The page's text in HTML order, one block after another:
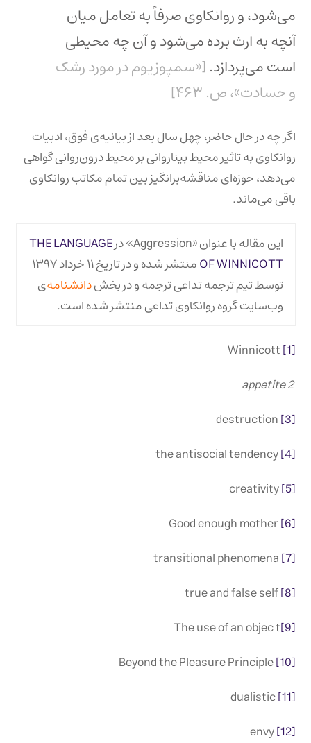
می‌شود، و روانکاوی صرفاً به تعامل میان
آنچه به ارث برده می‌شود و آن چه محیطی
است می‌پردازد.[«سمپوزیوم در مورد رشک
و حسادت»، ص. ۴۶۳]
اگر چه در حال حاضر، چهل سال بعد از بیانیه‌ی فوق، ادبیات
روانکاوی به تاثیر محیط بیناروانی بر محیط درون‌روانی گواهی
می‌دهد، حوزه‌ای مناقشه‌برانگیز بین تمام مکاتب روانکاوی
باقی می‌ماند.
این مقاله با عنوان «Aggression» در
THE LANGUAGE
OF WINNICOTT
منتشر شده و در تاریخ ۱۱ خرداد ۱۳۹۷
توسط تیم ترجمه تداعی ترجمه و در بخشدانشنامه‌ی
وب‌سایت گروه روانکاوی تداعی منتشر شده است.
[1]
2 appetite
[3]
[4]
the antisocial tendency
[5]
creativity
[6]
Good enough mother
[7]
[8]
true and false self
[9]
The use of an objec t
[10]
Beyond the Pleasure Principle
[11]
dualistic
[12]
envy